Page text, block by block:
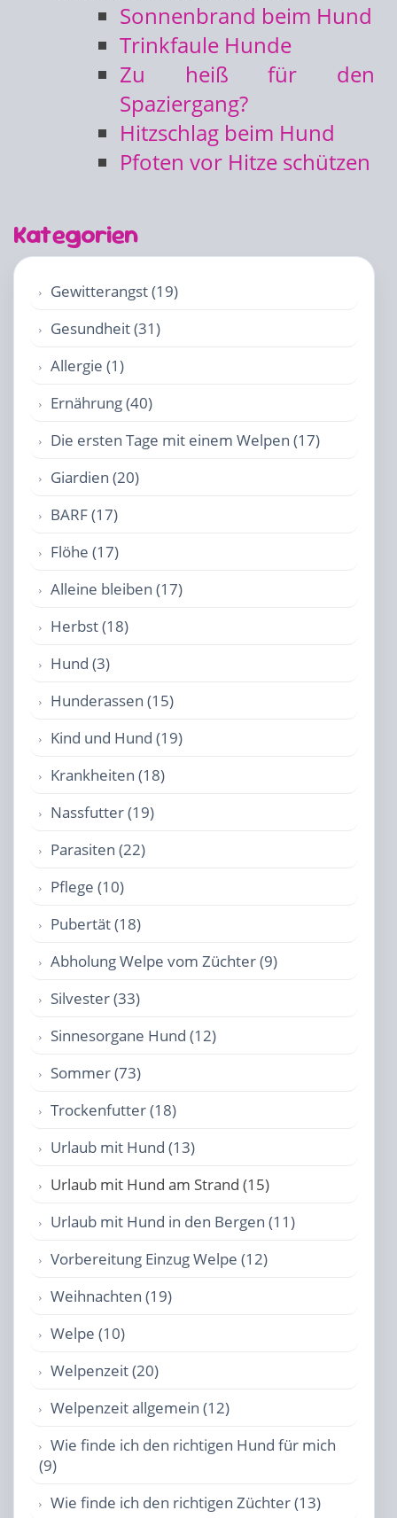
Sonnenbrand beim Hund
Trinkfaule Hunde
Zu heiß für den
Spaziergang?
Hitzschlag beim Hund
Pfoten vor Hitze schützen
Kategorien
Gewitterangst (19)
Gesundheit (31)
Allergie (1)
Ernährung (40)
Die ersten Tage mit einem Welpen (17)
Giardien (20)
BARF (17)
Flöhe (17)
Alleine bleiben (17)
Herbst (18)
Hund (3)
Hunderassen (15)
Kind und Hund (19)
Krankheiten (18)
Nassfutter (19)
Parasiten (22)
Pflege (10)
Pubertät (18)
Abholung Welpe vom Züchter (9)
Silvester (33)
Sinnesorgane Hund (12)
Sommer (73)
Trockenfutter (18)
Urlaub mit Hund (13)
Urlaub mit Hund am Strand (15)
Urlaub mit Hund in den Bergen (11)
Vorbereitung Einzug Welpe (12)
Weihnachten (19)
Welpe (10)
Welpenzeit (20)
Welpenzeit allgemein (12)
Wie finde ich den richtigen Hund für mich
(9)
Wie finde ich den richtigen Züchter (13)